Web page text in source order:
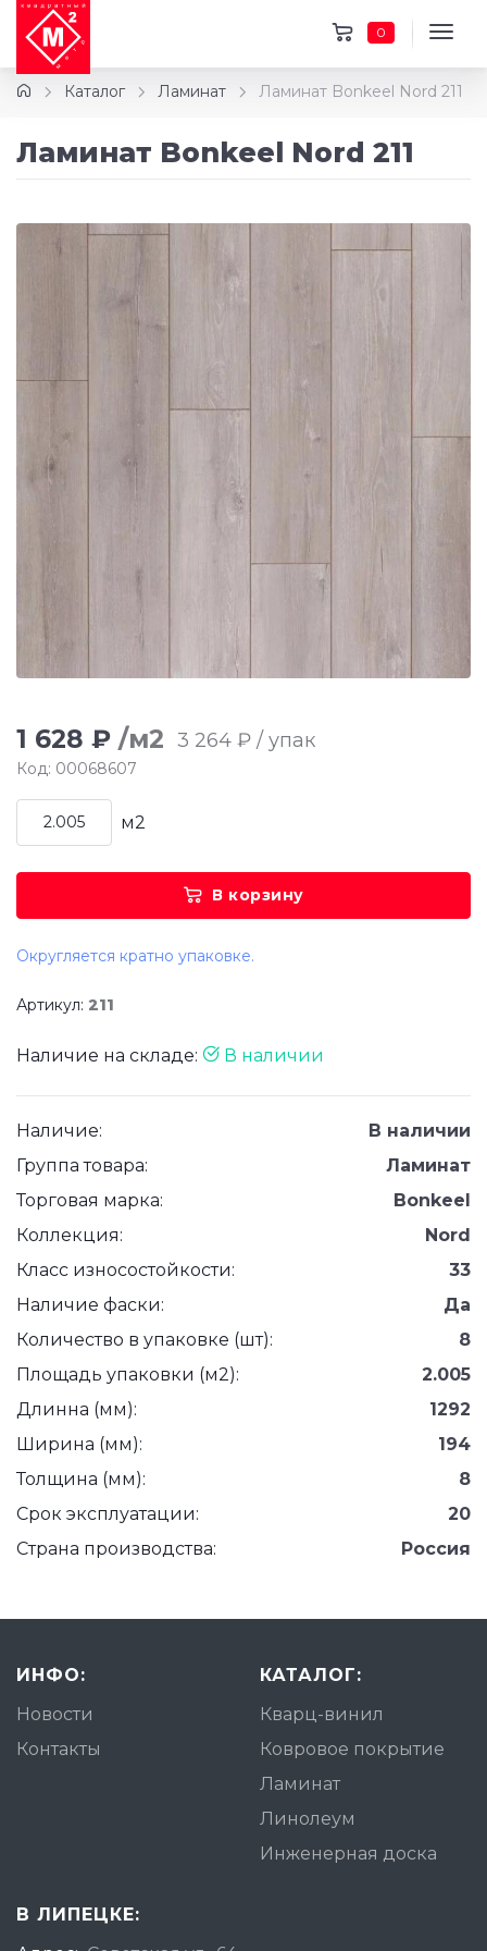
0
Каталог Ламинат Ламинат Bonkeel Nord 211
Ламинат Bonkeel Nord 211
1 628 ₽ /м2 3 264 ₽ / упак
Код: 00068607
м2
В корзину
Округляется кратно упаковке.
Артикул: 211
Наличие на складе: В наличии
Наличие:
В наличии
Группа товара:
Ламинат
Торговая марка:
Bonkeel
Коллекция:
Nord
Класс износостойкости:
33
Наличие фаски:
Да
Количество в упаковке (шт):
8
Площадь упаковки (м2):
2.005
Длинна (мм):
1292
Ширина (мм):
194
Толщина (мм):
8
Срок эксплуатации:
20
Страна производства:
Россия
ИНФО:
Новости
Контакты
КАТАЛОГ:
Кварц-винил
Ковровое покрытие
Ламинат
Линолеум
Инженерная доска
В ЛИПЕЦКЕ: